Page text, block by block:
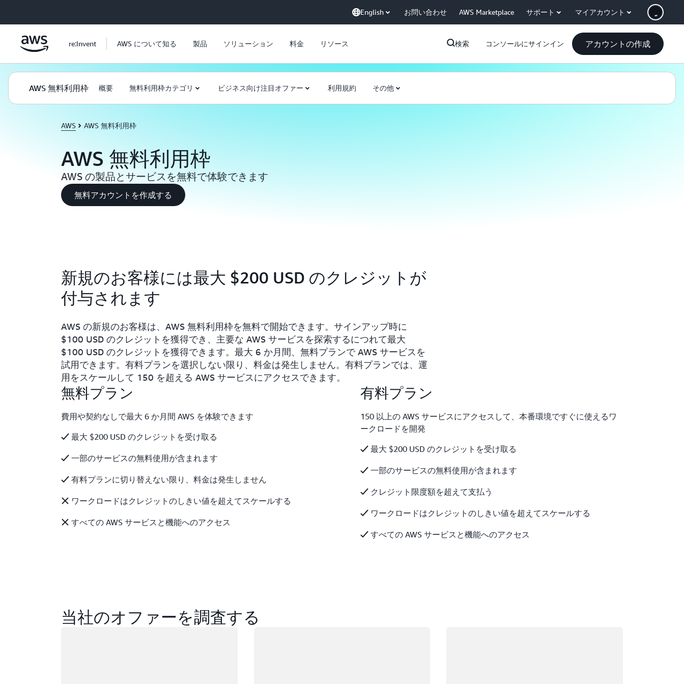
English お問い合わせ AWS Marketplace サポート マイアカウント
re:Invent AWS について知る 製品 ソリューション 料金 リソース 検索 コンソールにサインイン アカウントの作成
AWS 無料利用枠 概要 無料利用枠カテゴリ ビジネス向け注目オファー 利用規約 その他
AWS AWS 無料利用枠
AWS 無料利用枠
AWS の製品とサービスを無料で体験できます
無料アカウントを作成する
新規のお客様には最大 $200 USD のクレジットが
付与されます
AWS の新規のお客様は、AWS 無料利用枠を無料で開始できます。サインアップ時に
$100 USD のクレジットを獲得でき、主要な AWS サービスを探索するにつれて最大
$100 USD のクレジットを獲得できます。最大 6 か月間、無料プランで AWS サービスを
試用できます。有料プランを選択しない限り、料金は発生しません。有料プランでは、運
用をスケールして 150 を超える AWS サービスにアクセスできます。
無料プラン
費用や契約なしで最大 6 か月間 AWS を体験できます
最大 $200 USD のクレジットを受け取る
一部のサービスの無料使用が含まれます
有料プランに切り替えない限り、料金は発生しません
ワークロードはクレジットのしきい値を超えてスケールする
すべての AWS サービスと機能へのアクセス
有料プラン
150 以上の AWS サービスにアクセスして、本番環境ですぐに使えるワ
ークロードを開発
最大 $200 USD のクレジットを受け取る
一部のサービスの無料使用が含まれます
クレジット限度額を超えて支払う
ワークロードはクレジットのしきい値を超えてスケールする
すべての AWS サービスと機能へのアクセス
当社のオファーを調査する